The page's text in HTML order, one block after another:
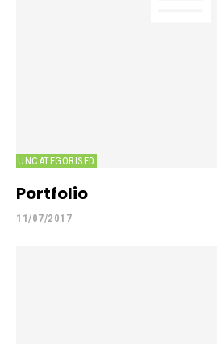
UNCATEGORISED
Portfolio
11/07/2017